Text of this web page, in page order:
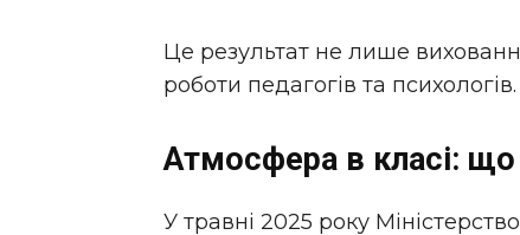
Це результат не лише
роботи педагогів та психологів.
Атмосфера в класі: що
У травні 2025 року